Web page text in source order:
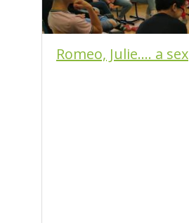
Romeo, Julie.... a sex